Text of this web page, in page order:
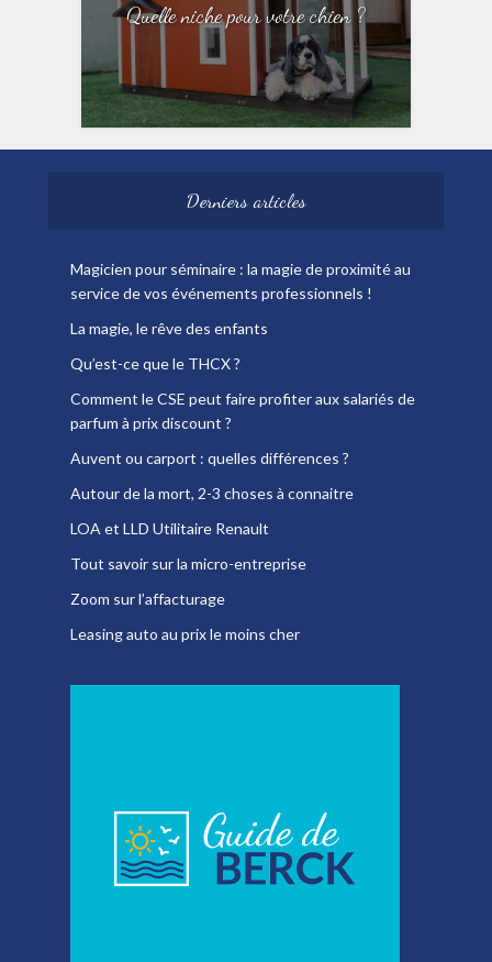
Quelle niche pour votre chien ?
Derniers articles
Magicien pour séminaire : la magie de proximité au
service de vos événements professionnels !
La magie, le rêve des enfants
Qu’est-ce que le THCX ?
Comment le CSE peut faire profiter aux salariés de
parfum à prix discount ?
Auvent ou carport : quelles différences ?
Autour de la mort, 2-3 choses à connaitre
LOA et LLD Utilitaire Renault
Tout savoir sur la micro-entreprise
Zoom sur l’affacturage
Leasing auto au prix le moins cher